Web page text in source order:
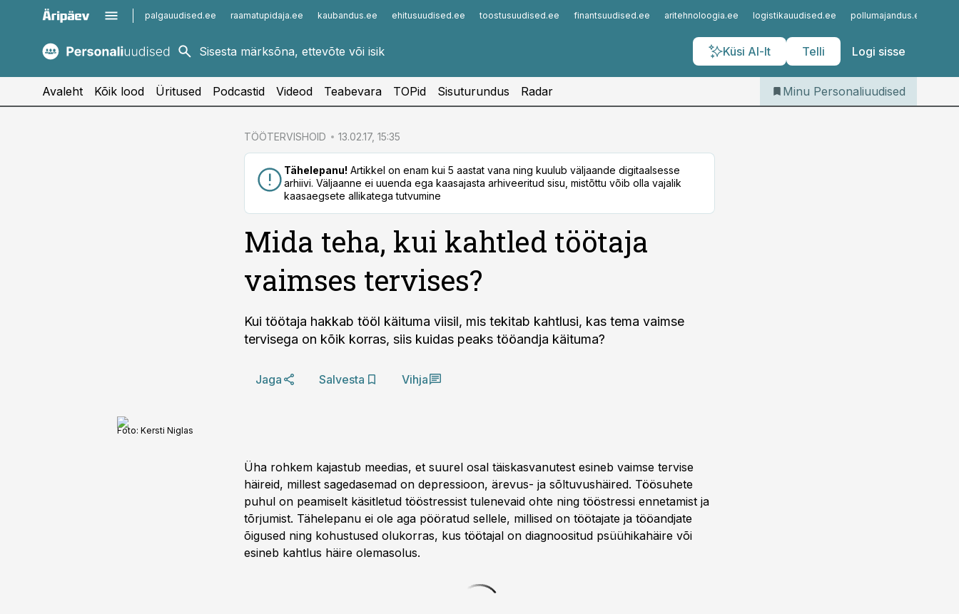
palgauudised.ee raamatupidaja.ee kaubandus.ee ehitusuudised.ee toostusuudised.ee finantsuudised.ee aritehnoloogia.ee logistikauudised.ee pollumajandus.ee
Küsi AI-lt Telli Logi sisse
kaubandus.ee
kinnisvarauudised.ee
imelineajalugu.ee
Infopank
Iseteenindus
Telli Personaliuudised
Avaleht Kõik lood Üritused Podcastid Videod Teabevara TOPid Sisuturundus Radar Minu Personaliuudised
TÖÖTERVISHOID 13.02.17, 15:35
Tähelepanu! Artikkel on enam kui 5 aastat vana ning kuulub väljaande digitaalsesse
arhiivi. Väljaanne ei uuenda ega kaasajasta arhiveeritud sisu, mistõttu võib olla vajalik
kaasaegsete allikatega tutvumine
Mida teha, kui kahtled töötaja
vaimses tervises?
Kui töötaja hakkab tööl käituma viisil, mis tekitab kahtlusi, kas tema vaimse
tervisega on kõik korras, siis kuidas peaks tööandja käituma?
Jaga Salvesta Vihja
Foto: Kersti Niglas
Üha rohkem kajastub meedias, et suurel osal täiskasvanutest esineb vaimse tervise
häireid, millest sagedasemad on depressioon, ärevus- ja sõltuvushäired. Töösuhete
puhul on peamiselt käsitletud tööstressist tulenevaid ohte ning tööstressi ennetamist ja
tõrjumist. Tähelepanu ei ole aga pööratud sellele, millised on töötajate ja tööandjate
õigused ning kohustused olukorras, kus töötajal on diagnoositud psüühikahäire või
esineb kahtlus häire olemasolus.